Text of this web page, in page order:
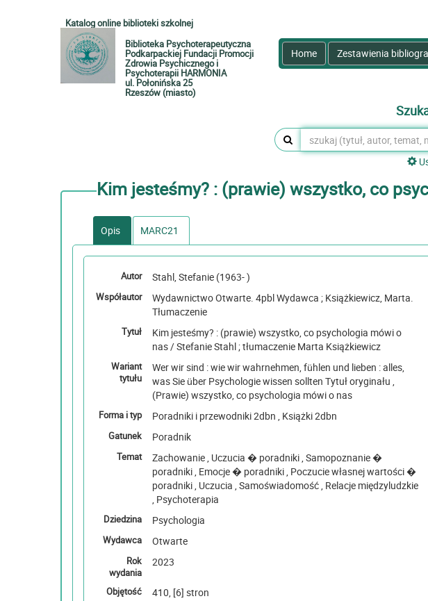
Katalog online biblioteki szkolnej
Biblioteka Psychoterapeutyczna
Podkarpackiej Fundacji Promocji
Zdrowia Psychicznego i
Psychoterapii HARMONIA
ul. Połonińska 25
Rzeszów (miasto)
Home Zestawienia
Kim jesteśmy? : (prawie) wszystko, co
Opis MARC21
Autor Stahl, Stefanie (1963- )
Współautor
Wydawnictwo Otwarte. 4pbl Wydawca ; Książkiewicz, Marta.
Tłumaczenie
Tytuł
Kim jesteśmy? : (prawie) wszystko, co psychologia mówi o
nas / Stefanie Stahl ; tłumaczenie Marta Książkiewicz
Wariant
tytułu
Wer wir sind : wie wir wahrnehmen, fühlen und lieben : alles,
was Sie über Psychologie wissen sollten Tytuł oryginału ,
(Prawie) wszystko, co psychologia mówi o nas
Forma i typ Poradniki i przewodniki 2dbn , Książki 2dbn
Gatunek Poradnik
Temat
Zachowanie , Uczucia � poradniki , Samopoznanie �
poradniki , Emocje � poradniki , Poczucie własnej wartości �
poradniki , Uczucia , Samoświadomość , Relacje międzyludzkie
, Psychoterapia
Dziedzina Psychologia
Wydawca Otwarte
Rok
wydania
2023
Objętość 410, [6] stron